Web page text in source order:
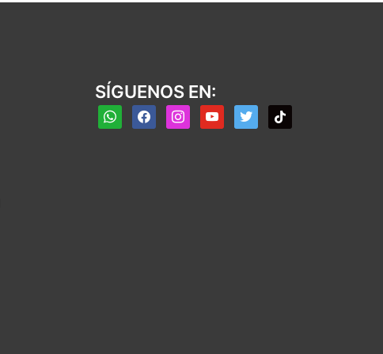
SÍGUENOS EN:
whatsappfacebookinstagramyoutubetwitter tiktok